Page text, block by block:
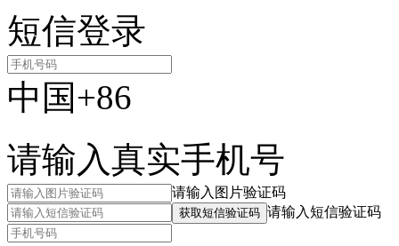
短信登录
中国+86
请输入真实手机号
请输入图片验证码
获取短信验证码 请输入短信验证码